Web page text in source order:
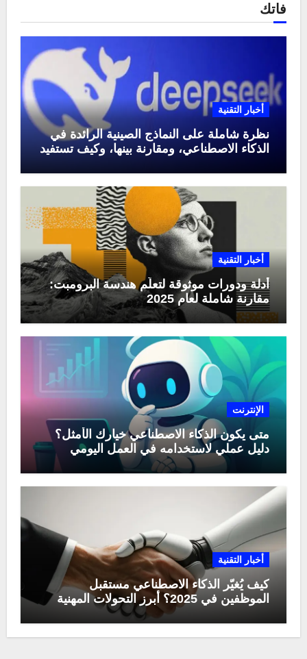
فاتك
أخبار التقنية
نظرة شاملة على النماذج الصينية الرائدة في
الذكاء الاصطناعي، ومقارنة بينها، وكيف تستفيد
أخبار التقنية
أدلة ودورات موثوقة لتعلّم هندسة البرومبت:
مقارنة شاملة لعام 2025
الإنترنت
متى يكون الذكاء الاصطناعي خيارك الأمثل؟
دليل عملي لاستخدامه في العمل اليومي
أخبار التقنية
كيف يُغيّر الذكاء الاصطناعي مستقبل
الموظفين في 2025؟ أبرز التحولات المهنية